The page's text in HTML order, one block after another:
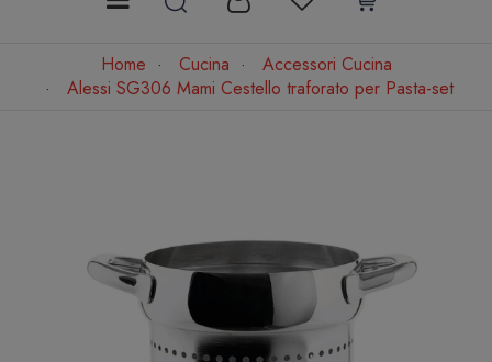
Home Cucina
Accessori Cucina
Alessi SG306 Mami Cestello traforato per Pasta-set